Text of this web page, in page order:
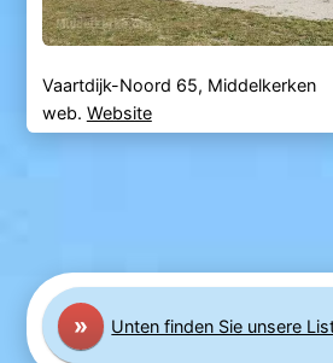
Vaartdijk-Noord 65, Middelkerken
web. Website
» Unten finden Sie unsere